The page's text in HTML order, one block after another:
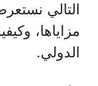
التالي
مزاياها،
الدولي.